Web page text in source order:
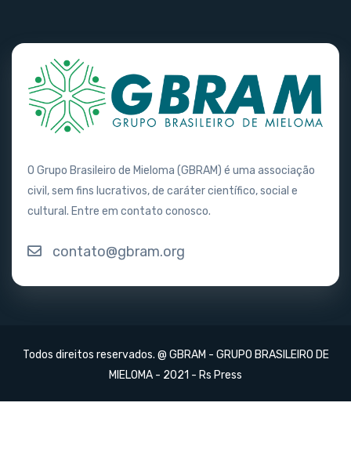
O Grupo Brasileiro de Mieloma (GBRAM) é uma associação
civil, sem fins lucrativos, de caráter científico, social e
cultural. Entre em contato conosco.
contato@gbram.org
Todos direitos reservados. @ GBRAM - GRUPO BRASILEIRO DE
MIELOMA - 2021 - Rs Press